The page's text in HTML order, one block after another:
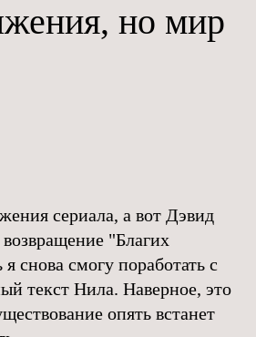
но мир
сериала, а вот Дэвид
"Благих
снова смогу поработать с
текст Нила. Наверное, это
опять встанет